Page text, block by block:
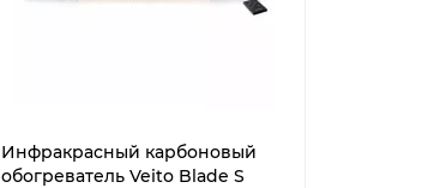
Инфракрасный карбоновый
обогреватель Veito Blade S